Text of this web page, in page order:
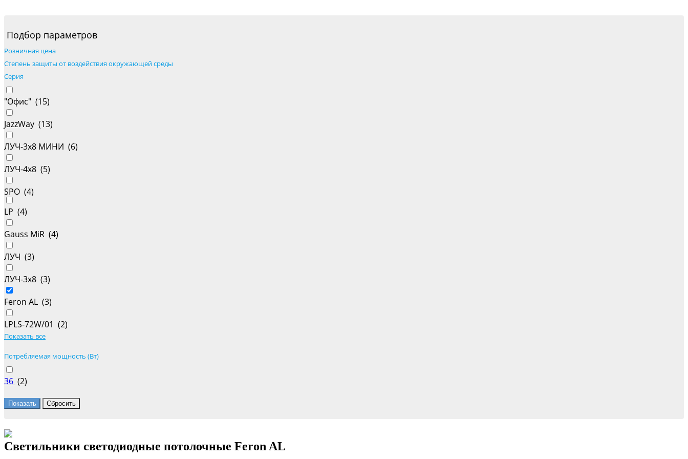
Подбор параметров
Розничная цена
Степень защиты от воздействия окружающей среды
Серия
"Офис" (15)
JazzWay (13)
ЛУЧ-3х8 МИНИ (6)
ЛУЧ-4х8 (5)
SPO (4)
LP (4)
Gauss MiR (4)
ЛУЧ (3)
ЛУЧ-3х8 (3)
Feron AL (3)
LPLS-72W/01 (2)
Показать все
Потребляемая мощность (Вт)
36 (2)
Светильники светодиодные потолочные Feron AL